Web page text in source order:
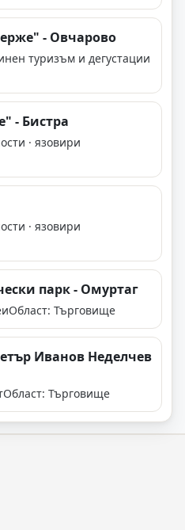
- Овчарово
туризъм и дегустации
- Бистра
· язовири
· язовири
парк - Омуртаг
Област: Търговище
Иванов Неделчев
Област: Търговище